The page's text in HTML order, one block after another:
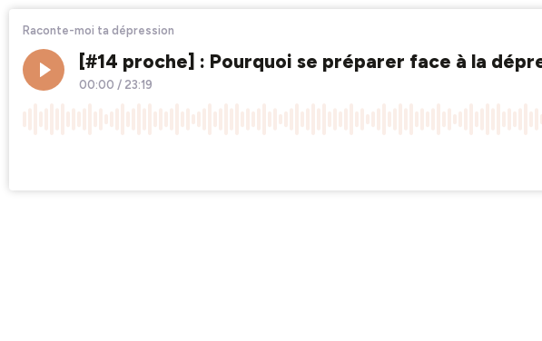
Raconte-moi ta dépression
[#14 proche] : Pourquoi se préparer face à la
00:00 / 23:19